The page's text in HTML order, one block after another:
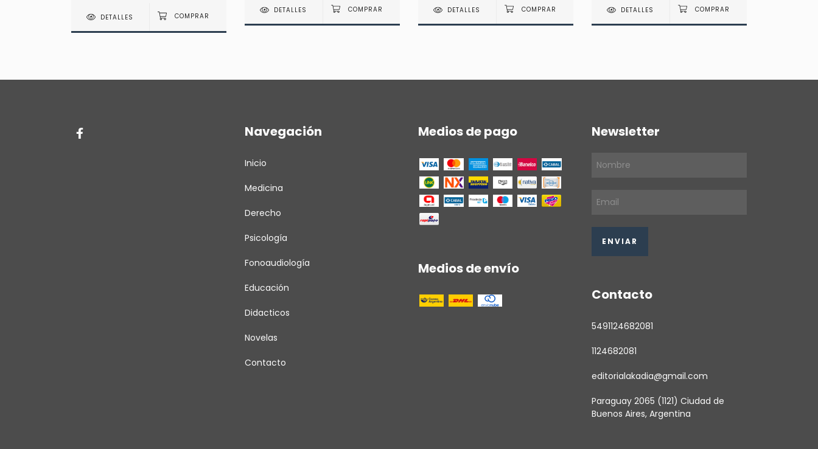
DETALLES
DETALLES DETALLES DETALLES
Navegación
Inicio
Medicina
Derecho
Psicología
Fonoaudiología
Educación
Didacticos
Novelas
Contacto
Medios de pago
Medios de envío
Newsletter
Contacto
5491124682081
1124682081
editorialakadia@gmail.com
Paraguay 2065 (1121) Ciudad de
Buenos Aires, Argentina